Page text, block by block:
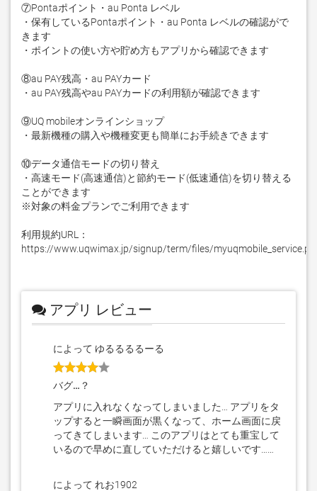
⑦Pontaポイント・au Ponta レベル
・保有しているPontaポイント・au Ponta レベルの確認がで
きます
・ポイントの使い方や貯め方もアプリから確認できます
⑧au PAY残高・au PAYカード
・au PAY残高やau PAYカードの利用額が確認できます
⑨UQ mobileオンラインショップ
・最新機種の購入や機種変更も簡単にお手続きできます
⑩データ通信モードの切り替え
・高速モード(高速通信)と節約モード(低速通信)を切り替える
ことができます
※対象の料金プランでご利用できます
利用規約URL：
https://www.uqwimax.jp/signup/term/files/
アプリ レビュー
によって ゆるるるるーる
バグ…？
アプリに入れなくなってしまいました… アプリをタ
ップすると一瞬画面が黒くなって、ホーム画面に戻
ってきてしまいます… このアプリはとても重宝して
いるので早めに直していただけると嬉しいです……
によって れお1902